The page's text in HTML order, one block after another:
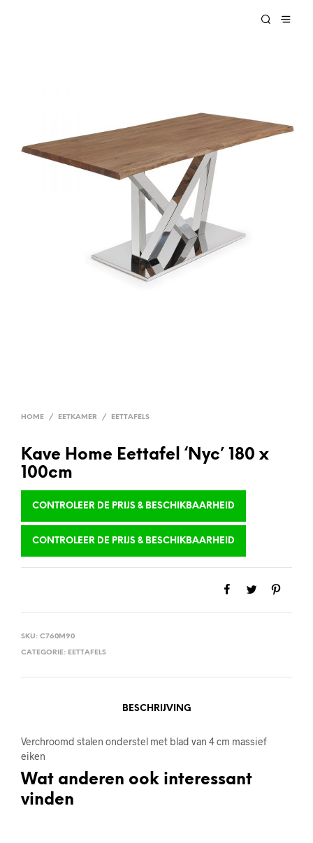
HOME / EETKAMER / EETTAFELS
Kave Home Eettafel ‘Nyc’ 180 x
100cm
CONTROLEER DE PRIJS & BESCHIKBAARHEID
CONTROLEER DE PRIJS & BESCHIKBAARHEID
SKU: C760M90
CATEGORIE: EETTAFELS
BESCHRIJVING
Verchroomd stalen onderstel met blad van 4 cm massief
eiken
Wat anderen ook interessant
vinden